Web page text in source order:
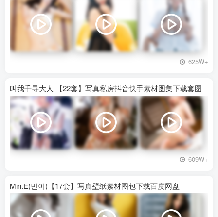
625W+
叫我千寻大人 【22套】写真私房抖音快手素材图集下载套图
609W+
Min.E(민이)【17套】写真壁纸素材图包下载百度网盘